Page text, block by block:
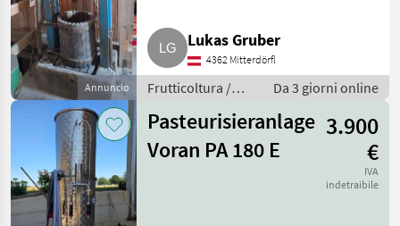
Annuncio
Lukas Gruber
4362 Mitterdörfl
Frutticoltura /
per frutticoltura
Da 3 giorni online
Pasteurisieranlage
Voran PA 180 E
3.900
€
IVA
indetraibile